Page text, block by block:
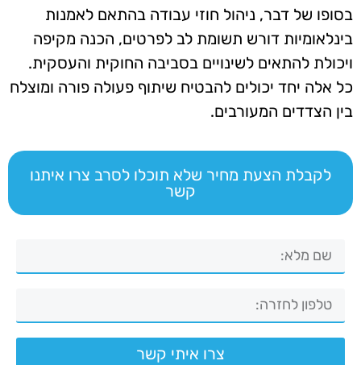
בסופו של דבר, ניהול חוזי עבודה בהתאם לאמנות
בינלאומיות דורש תשומת לב לפרטים, הכנה מקיפה
ויכולת להתאים לשינויים בסביבה החוקית והעסקית.
כל אלה יחד יכולים להבטיח שיתוף פעולה פורה ומוצלח
בין הצדדים המעורבים.
לקבלת הצעת מחיר שלא תוכלו לסרב צרו איתנו
קשר
צרו איתי קשר